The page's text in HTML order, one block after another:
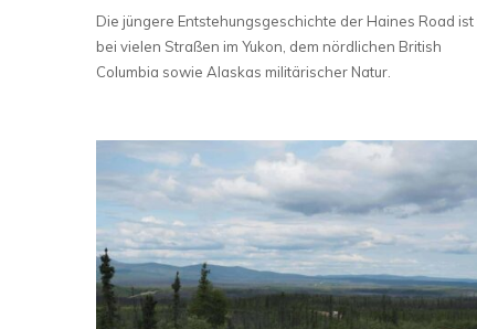
Die jüngere Entstehungsgeschichte der Haines Road ist
bei vielen Straßen im Yukon, dem nördlichen British
Columbia sowie Alaskas militärischer Natur.